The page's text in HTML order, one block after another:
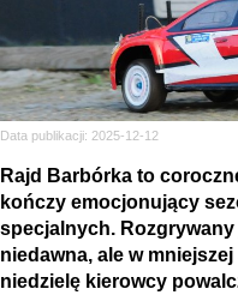
Data publikacji: 2025-12-12
Rajd Barbórka to
kończy emocjonujący
specjalnych. Rozgrywany
niedawna, ale w
niedzielę kierowcy